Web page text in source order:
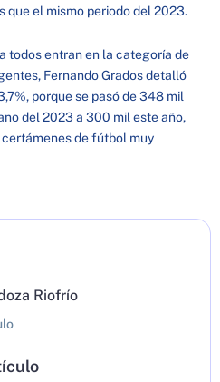
que el mismo periodo del 2023.
todos entran en la categoría de
Fernando Grados detalló
porque se pasó de 348 mil
del 2023 a 300 mil este año,
de fútbol muy
Riofrío